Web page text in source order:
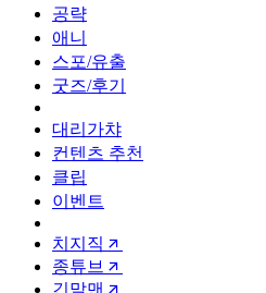
공략
애니
스포/유출
굿즈/후기
대리가챠
컨텐츠 추천
클립
이벤트
치지직
종튜브
긴말맨